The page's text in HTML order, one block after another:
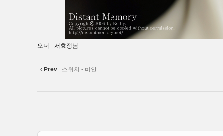
오너 - 서효정님
Prev 스위치 - 비안